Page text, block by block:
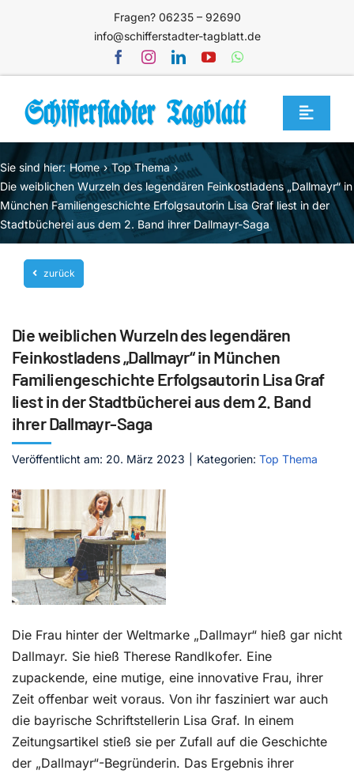
Fragen? 06235 – 92690
info@schifferstadter-tagblatt.de
Toggle
Home
Themen
Blog
Service
Jetzt abonnieren
Kontakt
Sie sind hier: Home
Top Thema
Die weiblichen Wurzeln des legendären Feinkostladens „Dallmayr“ in
München Familiengeschichte Erfolgsautorin Lisa Graf liest in der
Stadtbücherei aus dem 2. Band ihrer Dallmayr-Saga
zurück
Die weiblichen Wurzeln des legendären
Feinkostladens „Dallmayr“ in München
Familiengeschichte Erfolgsautorin Lisa Graf
liest in der Stadtbücherei aus dem 2. Band
ihrer Dallmayr-Saga
Veröffentlicht am: 20. März 2023 Kategorien: Top Thema
Die Frau hinter der Weltmarke „Dallmayr“ hieß gar nicht
Dallmayr. Sie hieß Therese Randlkofer. Eine
zupackende, eine mutige, eine innovative Frau, ihrer
Zeit offenbar weit voraus. Von ihr fasziniert war auch
die bayrische Schriftstellerin Lisa Graf. In einem
Zeitungsartikel stieß sie per Zufall auf die Geschichte
der „Dallmayr“-Begründerin. Das Ergebnis ihrer